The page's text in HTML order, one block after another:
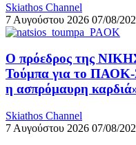
Skiathos Channel
7 Αυγούστου 2026 07/08/
Ο πρόεδρος της
Τούμπα για το ΠΑΟΚ-
η ασπρόμαυρη
Skiathos Channel
7 Αυγούστου 2026 07/08/